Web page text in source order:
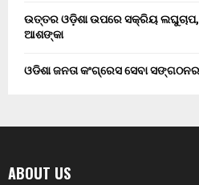
ଉତ୍ତର ଓଡ଼ିଶା ଉପରେ ସକ୍ରିୟ
ଆଶଙ୍କା
ଓଡିଶା ଜନତା କଂଗ୍ରେସ ସେବା
ABOUT US